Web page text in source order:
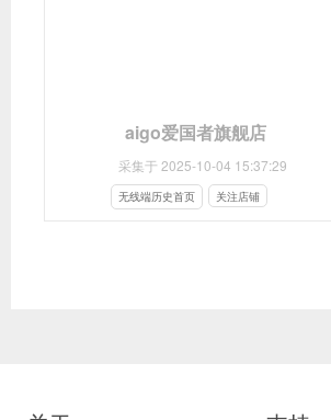
aigo爱国者旗舰店
采集于 2025-10-04 15:37:29
无线端历史首页 关注店铺